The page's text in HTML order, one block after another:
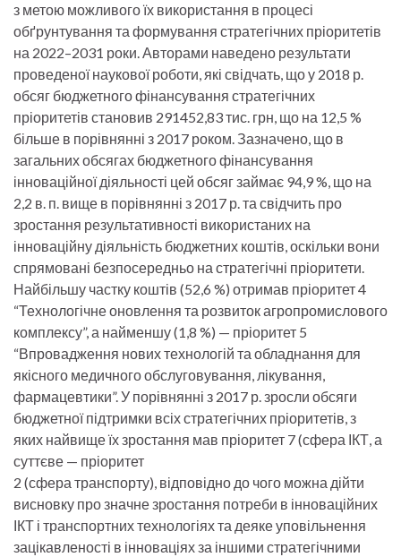
з метою можливого їх використання в процесі
обґрунтування та формування стратегічних пріоритетів
на 2022–2031 роки. Авторами наведено результати
проведеної наукової роботи, які свідчать, що у 2018 р.
обсяг бюджетного фінансування стратегічних
пріоритетів становив 291452,83 тис. грн, що на 12,5 %
більше в порівнянні з 2017 роком. Зазначено, що в
загальних обсягах бюджетного фінансування
інноваційної діяльності цей обсяг займає 94,9 %, що на
2,2 в. п. вище в порівнянні з 2017 р. та свідчить про
зростання результативності використаних на
інноваційну діяльність бюджетних коштів, оскільки вони
спрямовані безпосередньо на стратегічні пріоритети.
Найбільшу частку коштів (52,6 %) отримав пріоритет 4
“Технологічне оновлення та розвиток агропромислового
комплексу”, а найменшу (1,8 %) — пріоритет 5
“Впровадження нових технологій та обладнання для
якісного медичного обслуговування, лікування,
фармацевтики”. У порівнянні з 2017 р. зросли обсяги
бюджетної підтримки всіх стратегічних пріоритетів, з
яких найвище їх зростання мав пріоритет 7 (сфера ІКТ, а
суттєве — пріоритет
2 (сфера транспорту), відповідно до чого можна дійти
висновку про значне зростання потреби в інноваційних
ІКТ і транспортних технологіях та деяке уповільнення
зацікавленості в інноваціях за іншими стратегічними